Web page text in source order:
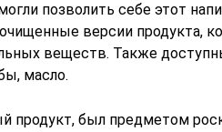
позволить себе этот
версии продукта,
веществ. Также
масло.
продукт, был предметом